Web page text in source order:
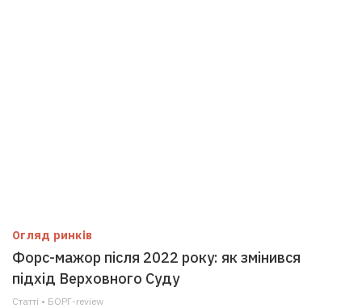
Огляд ринків
Форс-мажор після 2022 року: як змінився
підхід Верховного Суду
Статті • БОРГ-review